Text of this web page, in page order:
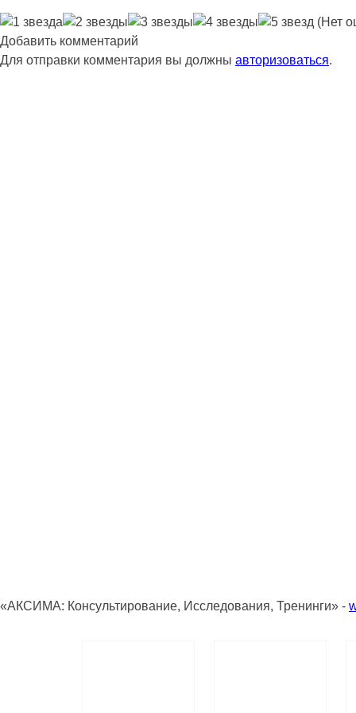
(Нет
Добавить комментарий
Для отправки комментария вы должны авторизоваться.
«АКСИМА: Консультирование, Исследования, Тренинги» -